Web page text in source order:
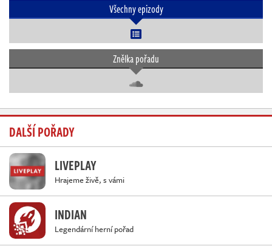
Všechny epizody
Znělka pořadu
DALŠÍ POŘADY
LIVEPLAY
Hrajeme živě, s vámi
INDIAN
Legendární herní pořad